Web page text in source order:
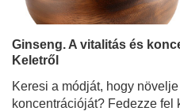
Ginseng. A vitalitás és
Keletről
Keresi a módját, hogy
koncentrációját? Fedezze fel